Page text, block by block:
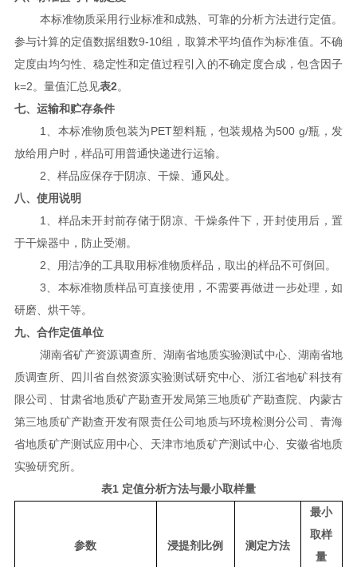
本标准物质采用行业标准和成熟、可靠的分析方法进行定值。
参与计算的定值数据组数9-10组，取算术平均值作为标准值。不确
定度由均匀性、稳定性和定值过程引入的不确定度合成，包含因子
k=2。量值汇总见表2。
七、运输和贮存条件
1 、本标准物质包装为 PET塑料瓶，包装规格为500 g/瓶，发
放给用户时，样品可用普通快递进行运输。
2、样品应保存于阴凉、干燥、通风处。
八、使用说明
1 、样品未开封前存储于阴凉、干燥条件下，开封使用后，置
于干燥器中，防止受潮。
2、用洁净的工具取用标准物质样品，取出的样品不可倒回。
3、本标准物质样品可直接使用，不需要再做进一步处理，如
研磨、烘干等。
九、合作定值单位
湖南省矿产资源调查所、湖南省地质实验测试中心、湖南省地
质调查所、四川省自然资源实验测试研究中心、浙江省地矿科技有
限公司、甘肃省地质矿产勘查开发局第三地质矿产勘查院、内蒙古
第三地质矿产勘查开发有限责任公司地质与环境检测分公司、青海
省地质矿产测试应用中心、天津市地质矿产测试中心、安徽省地质
实验研究所。
表1 定值分析方法与最小取样量
参数 浸提剂比例 测定方法
最小
取样
量